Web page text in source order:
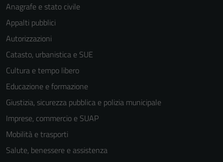
Anagrafe e stato civile
Appalti pubblici
Autorizzazioni
Catasto, urbanistica e SUE
Cultura e tempo libero
Educazione e formazione
Giustizia, sicurezza pubblica e polizia municipale
Imprese, commercio e SUAP
Mobilità e trasporti
Salute, benessere e assistenza